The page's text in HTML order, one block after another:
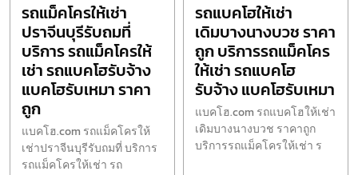
รถแม็คโครให้เช่า
ปราจีนบุรีรับถมที่
บริการ รถแม็คโครให้
เช่า รถแบคโฮรับจ้าง
แบคโฮรับเหมา ราคา
ถูก
แบคโฮ.com รถแม็คโครให้
เช่าปราจีนบุรีรับถมที่ บริการ
รถแม็คโครให้เช่า รถ
รถแบคโฮให้เช่า
เดิมบางนางบวช ราคา
ถูก บริการรถแม็คโคร
ให้เช่า รถแบคโฮ
รับจ้าง แบคโฮรับเหมา
แบคโฮ.com รถแบคโฮให้เช่า
เดิมบางนางบวช ราคาถูก
บริการรถแม็คโครให้เช่า ร